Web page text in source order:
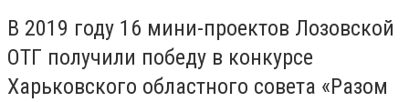
В 2019 году 16 мини-проектов Лозовской
ОТГ получили победу в конкурсе
Харьковского областного совета «Разом